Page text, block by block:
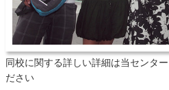
同校に関する詳しい詳細は当センタ
ださい